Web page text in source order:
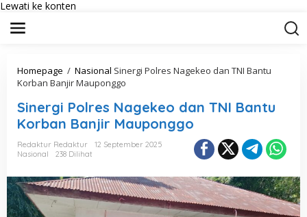
Lewati ke konten
Homepage / Nasional Sinergi Polres Nagekeo dan TNI Bantu
Korban Banjir Mauponggo
Sinergi Polres Nagekeo dan TNI Bantu
Korban Banjir Mauponggo
Redaktur Redaktur
12 September 2025
Nasional
238 Dilihat